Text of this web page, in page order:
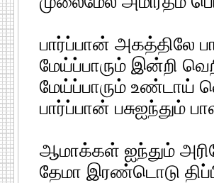
பார்ப்பான் அகத்திலே
மேய்ப்பாரும் இன்றி
மேய்ப்பாரும் உண்டாய்
பார்ப்பான் பசுஐந்தும்
ஆமாக்கள் ஐந்தும்
தேமா இரண்டொடு